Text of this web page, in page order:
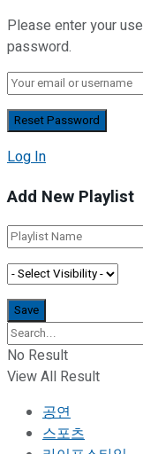
Please enter your
password.
Log In
Add New Playlist
No Result
View All Result
공연
스포츠